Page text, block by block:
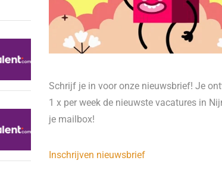
Schrijf je in voor onze nieuwsbrief! Je
1 x per week de nieuwste vacatures in
je mailbox!
Inschrijven nieuwsbrief